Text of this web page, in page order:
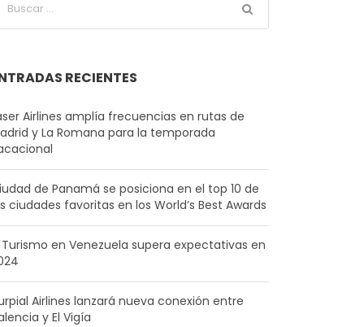
RECIENTES
Airlines amplía frecuencias en rutas de
y La Romana para la temporada
de Panamá se posiciona en el top 10 de
ciudades favoritas en los World’s Best Awards
Turismo en Venezuela supera expectativas en
Airlines lanzará nueva conexión entre
y El Vigía